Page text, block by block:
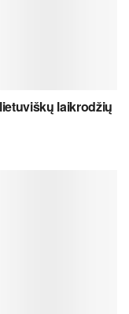
laikrodžių